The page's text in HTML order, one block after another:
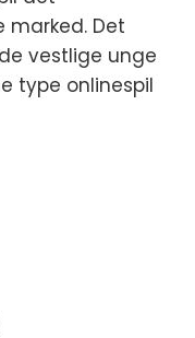
marked. Det
vestlige unge
type onlinespil